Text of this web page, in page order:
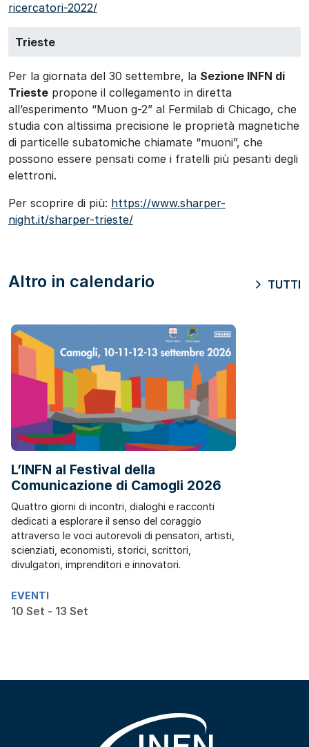
ricercatori-2022/
Trieste
Per la giornata del 30 settembre, la Sezione INFN di
Trieste propone il collegamento in diretta
all’esperimento “Muon g-2” al Fermilab di Chicago, che
studia con altissima precisione le proprietà magnetiche
di particelle subatomiche chiamate “muoni”, che
possono essere pensati come i fratelli più pesanti degli
elettroni.
Per scoprire di più: https://www.sharper-
night.it/sharper-trieste/
Altro in calendario TUTTI
L’INFN al Festival della
Comunicazione di Camogli 2026
Quattro giorni di incontri, dialoghi e racconti
dedicati a esplorare il senso del coraggio
attraverso le voci autorevoli di pensatori, artisti,
scienziati, economisti, storici, scrittori,
divulgatori, imprenditori e innovatori.
EVENTI
10 Set - 13 Set